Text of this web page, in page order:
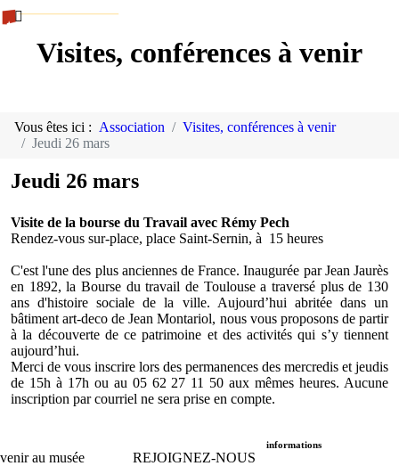
Visites, conférences à venir
Vous êtes ici : Association
Visites, conférences à venir
Jeudi 26 mars
Jeudi 26 mars
Visite de la bourse du Travail avec Rémy Pech
Rendez-vous sur-place, place Saint-Sernin, à 15 heures
C'est l'une des plus anciennes de France. Inaugurée par Jean Jaurès
en 1892, la Bourse du travail de Toulouse a traversé plus de 130
ans d'histoire sociale de la ville. Aujourd’hui abritée dans un
bâtiment art-deco de Jean Montariol, nous vous proposons de partir
à la découverte de ce patrimoine et des activités qui s’y tiennent
aujourd’hui.
Merci de vous inscrire lors des permanences des mercredis et jeudis
de 15h à 17h ou au 05 62 27 11 50 aux mêmes heures. Aucune
inscription par courriel ne sera prise en compte.
venir au musée REJOIGNEZ-NOUS
informations